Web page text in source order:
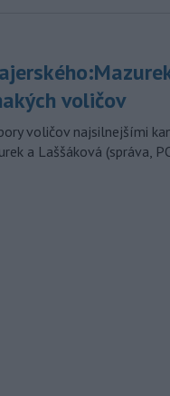
voličov
voličov najsilnejšími
a Laššáková (správa,